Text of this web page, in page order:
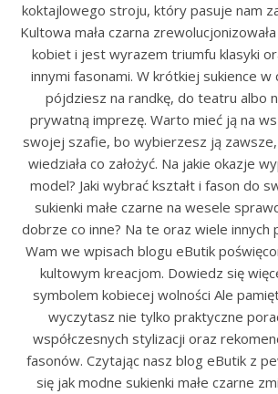
koktajlowego stroju, który pasuje nam
Kultowa mała czarna
kobiet i jest wyrazem triumfu klasyki
innymi fasonami. W krótkiej sukience w
pójdziesz na randkę, do teatru albo
prywatną imprezę. Warto mieć ją na
swojej szafie, bo wybierzesz ją
wiedziała co założyć. Na jakie okazje
model? Jaki wybrać kształt i fason do
sukienki małe czarne na wesele
dobrze co inne? Na te oraz wiele
Wam we wpisach blogu eButik
kultowym kreacjom. Dowiedz się
symbolem kobiecej wolności Ale
wyczytasz nie tylko praktyczne
współczesnych stylizacji oraz
fasonów. Czytając nasz blog eButik z
się jak modne sukienki małe czarne